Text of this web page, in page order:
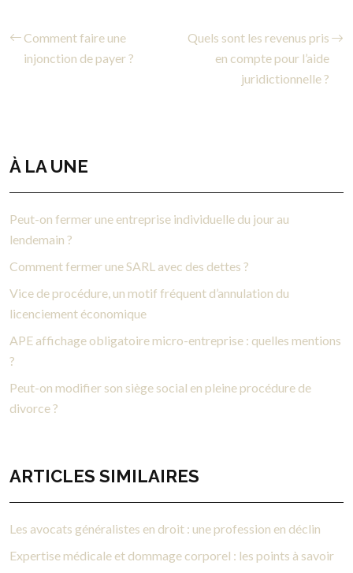
Comment faire une
injonction de payer ?
Quels sont les revenus pris
en compte pour l’aide
juridictionnelle ?
À LA UNE
Peut-on fermer une entreprise individuelle du jour au
lendemain ?
Comment fermer une SARL avec des dettes ?
Vice de procédure, un motif fréquent d’annulation du
licenciement économique
APE affichage obligatoire micro-entreprise : quelles mentions
?
Peut-on modifier son siège social en pleine procédure de
divorce ?
ARTICLES SIMILAIRES
Les avocats généralistes en droit : une profession en déclin
Expertise médicale et dommage corporel : les points à savoir